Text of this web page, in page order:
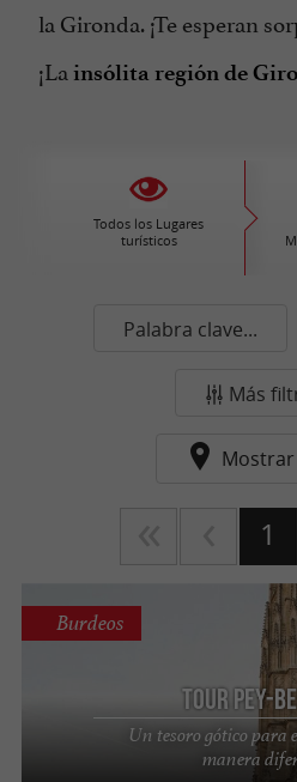
la Gironda. ¡Te esperan
¡La insólita región de
Todos los Lugares
turísticos
Palabra clave...
Más
1
Tour Pey-
Un tesoro gótico para
manera
Burdeos